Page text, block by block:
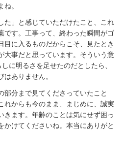
。
た」と感じていただけたこと、これ
です。工事って、終わった瞬間がゴ
目に入るものだからこそ、見たとき
大事だと思っています。そういう意
に明るさを足せたのだとしたら、
ありません。
部分まで見てくださっていたこと
れからも今のまま、まじめに、誠実
きます。年齢のことは気にせず困っ
かけてくださいね。本当にありがと